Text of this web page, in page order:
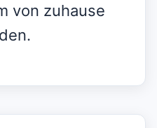
von zuhause